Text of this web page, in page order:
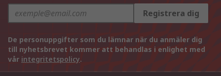
Registrera dig
De personuppgifter som du lämnar när du anmäler dig
till nyhetsbrevet kommer att behandlas i enlighet med
vår integritetspolicy.